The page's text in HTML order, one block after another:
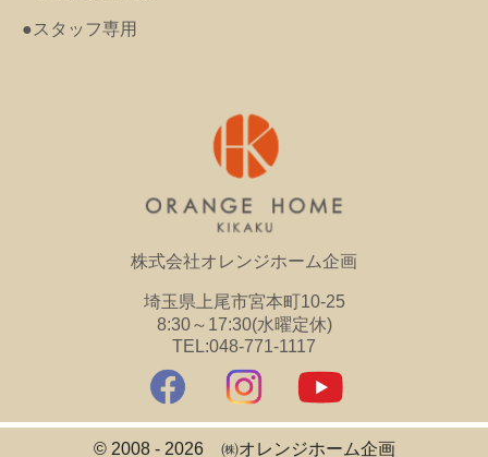
●スタッフ専用
株式会社オレンジホーム企画
埼玉県上尾市宮本町10-25
8:30～17:30(水曜定休)
TEL:048-771-1117
© 2008 - 2026 ㈱オレンジホーム企画